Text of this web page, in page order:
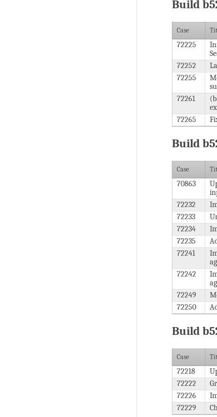
Build
Case
72225
72252
72255
72261
72265
Build
Case
70863
72232
72233
72234
72235
72241
72242
72249
72250
Build
Case
72218
72222
72226
72229